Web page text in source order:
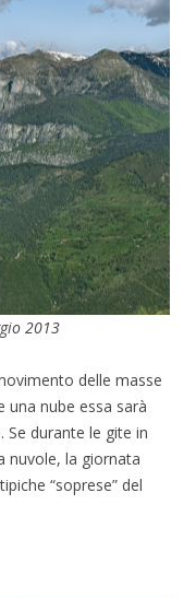
2013
delle masse
una nube essa sarà
durante le gite in
nuvole, la giornata
“soprese” del